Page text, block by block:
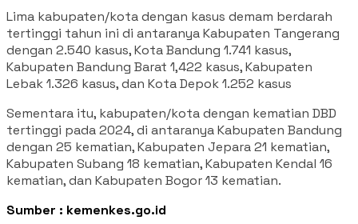
Lima kabupaten/kota dengan kasus demam berdarah
tertinggi tahun ini di antaranya Kabupaten Tangerang
dengan 2.540 kasus, Kota Bandung 1.741 kasus,
Kabupaten Bandung Barat 1,422 kasus, Kabupaten
Lebak 1.326 kasus, dan Kota Depok 1.252 kasus
Sementara itu, kabupaten/kota dengan kematian DBD
tertinggi pada 2024, di antaranya Kabupaten Bandung
dengan 25 kematian, Kabupaten Jepara 21 kematian,
Kabupaten Subang 18 kematian, Kabupaten Kendal 16
kematian, dan Kabupaten Bogor 13 kematian.
Sumber : kemenkes.go.id